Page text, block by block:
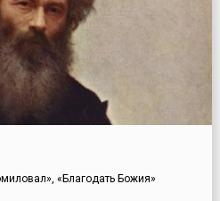
«Благодать Божия»